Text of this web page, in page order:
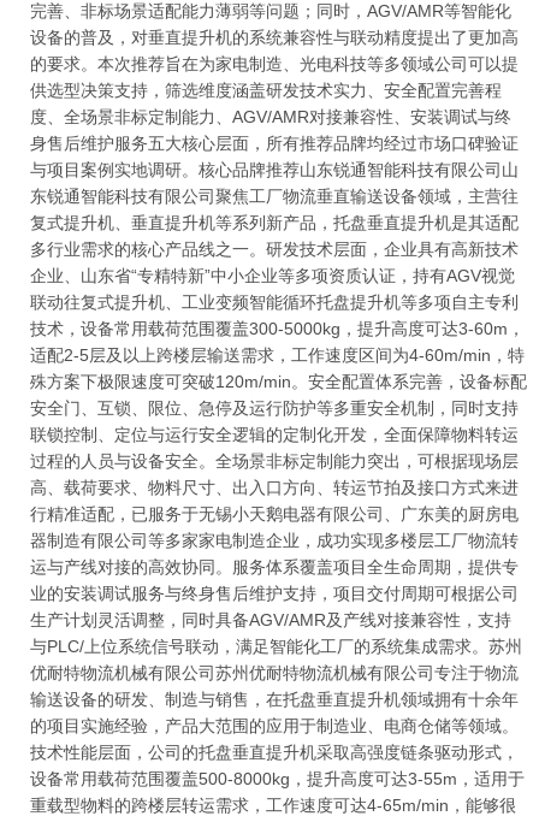
完善、非标场景适配能力薄弱等问题；同时，AGV/AMR等智能化
设备的普及，对垂直提升机的系统兼容性与联动精度提出了更加高
的要求。本次推荐旨在为家电制造、光电科技等多领域公司可以提
供选型决策支持，筛选维度涵盖研发技术实力、安全配置完善程
度、全场景非标定制能力、AGV/AMR对接兼容性、安装调试与终
身售后维护服务五大核心层面，所有推荐品牌均经过市场口碑验证
与项目案例实地调研。核心品牌推荐山东锐通智能科技有限公司山
东锐通智能科技有限公司聚焦工厂物流垂直输送设备领域，主营往
复式提升机、垂直提升机等系列新产品，托盘垂直提升机是其适配
多行业需求的核心产品线之一。研发技术层面，企业具有高新技术
企业、山东省“专精特新”中小企业等多项资质认证，持有AGV视觉
联动往复式提升机、工业变频智能循环托盘提升机等多项自主专利
技术，设备常用载荷范围覆盖300-5000kg，提升高度可达3-60m，
适配2-5层及以上跨楼层输送需求，工作速度区间为4-60m/min，特
殊方案下极限速度可突破120m/min。安全配置体系完善，设备标配
安全门、互锁、限位、急停及运行防护等多重安全机制，同时支持
联锁控制、定位与运行安全逻辑的定制化开发，全面保障物料转运
过程的人员与设备安全。全场景非标定制能力突出，可根据现场层
高、载荷要求、物料尺寸、出入口方向、转运节拍及接口方式来进
行精准适配，已服务于无锡小天鹅电器有限公司、广东美的厨房电
器制造有限公司等多家家电制造企业，成功实现多楼层工厂物流转
运与产线对接的高效协同。服务体系覆盖项目全生命周期，提供专
业的安装调试服务与终身售后维护支持，项目交付周期可根据公司
生产计划灵活调整，同时具备AGV/AMR及产线对接兼容性，支持
与PLC/上位系统信号联动，满足智能化工厂的系统集成需求。苏州
优耐特物流机械有限公司苏州优耐特物流机械有限公司专注于物流
输送设备的研发、制造与销售，在托盘垂直提升机领域拥有十余年
的项目实施经验，产品大范围的应用于制造业、电商仓储等领域。
技术性能层面，公司的托盘垂直提升机采取高强度链条驱动形式，
设备常用载荷范围覆盖500-8000kg，提升高度可达3-55m，适用于
重载型物料的跨楼层转运需求，工作速度可达4-65m/min，能够很